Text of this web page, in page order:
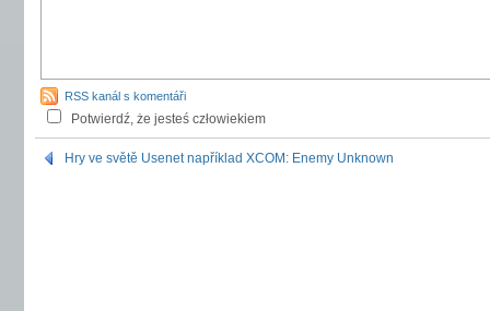
RSS kanál s komentáři
Potwierdź, że jesteś człowiekiem
Hry ve světě Usenet například XCOM: Enemy Unknown